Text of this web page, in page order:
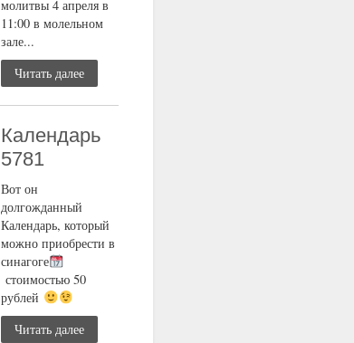
молитвы 4 апреля в
11:00 в молельном
зале...
Читать далее
Календарь
5781
Вот он
долгожданный
Календарь, который
можно приобрести в
синагоге
стоимостью 50
рублей
Читать далее